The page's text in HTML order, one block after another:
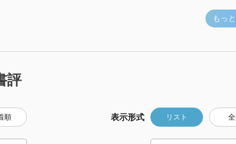
もっ
評
順 表示形式 リスト